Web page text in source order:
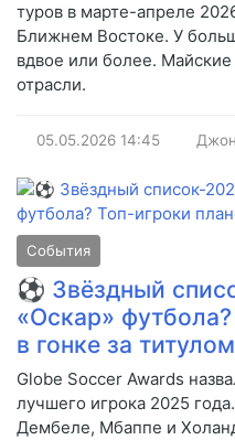
туров в марте-апреле
Ближнем Востоке. У
вдвое или более.
отрасли.
05.05.2026 14:45
События
⚽ Звёздный
«Оскар»
в гонке за
Globe Soccer Awards
лучшего игрока 2025
Дембеле, Мбаппе и